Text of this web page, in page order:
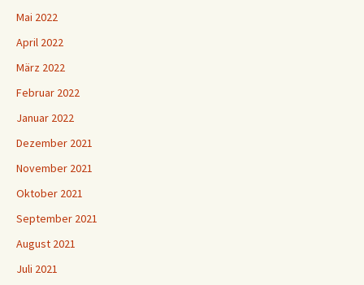
Mai 2022
April 2022
März 2022
Februar 2022
Januar 2022
Dezember 2021
November 2021
Oktober 2021
September 2021
August 2021
Juli 2021